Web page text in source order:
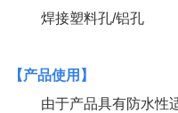
焊接塑料孔/铝孔
【产品使用 】
由于产品具有防水性